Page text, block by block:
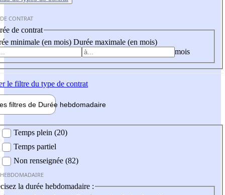
CONTRAT
de contrat
minimale (en mois) Durée maximale (en mois)
mois
le filtre du type de contrat
filtres de Durée hebdomadaire
Temps plein (20)
Temps partiel
Non renseignée (82)
la durée hebdomadaire :